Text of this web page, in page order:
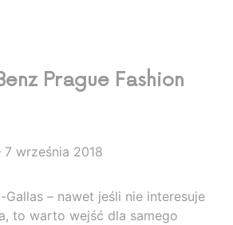
Prague Fashion
7 września 2018
Gallas – nawet jeśli nie interesuje
to warto wejść dla samego